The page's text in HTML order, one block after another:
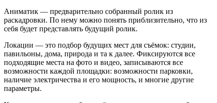
Аниматик — предварительно собранный ролик из
раскадровки. По нему можно понять приблизительно, что из
себя будет представлять будущий ролик.
Локации — это подбор будущих мест для съёмок: студии,
павильоны, дома, природа и та к далее. Фиксируются все
подходящие места на фото и видео, записываются все
возможности каждой площадки: возможности парковки,
наличие электричества и его мощность, и многие другие
параметры.